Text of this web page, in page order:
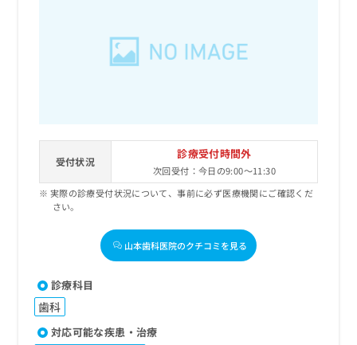
受付状況
診療受付時間外
次回受付：今日の9:00～11:30
実際の診療受付状況について、事前に必ず医療機関にご確認くだ
さい。
山本歯科医院のクチコミを見る
診療科目
歯科
対応可能な疾患・治療